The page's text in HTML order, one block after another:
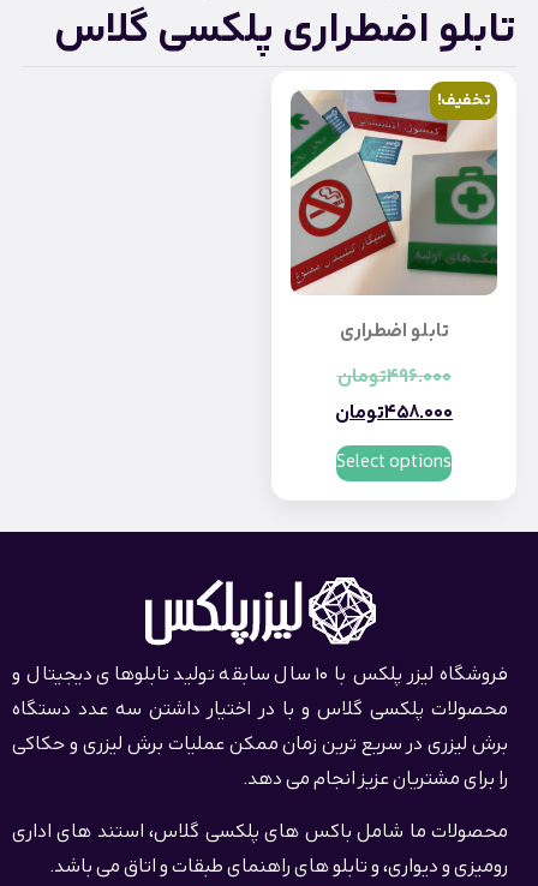
تابلو اضطراری پلکسی گلاس
تخفیف!
تابلو اضطراری
496.000تومان
458.000تومان
Select options
فروشگاه لیزر پلکس با 10 سال سابقه تولید تابلوهای دیجیتال و
محصولات پلکسی گلاس و با در اختیار داشتن سه عدد دستگاه
برش لیزری در سریع ترین زمان ممکن عملیات برش لیزری و حکاکی
را برای مشتریان عزیز انجام می دهد.
محصولات ما شامل باکس های پلکسی گلاس، استند های اداری
رومیزی و دیواری، و تابلو های راهنمای طبقات و اتاق می باشد.